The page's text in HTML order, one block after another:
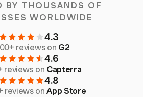
BY THOUSANDS OF
WORLDWIDE
4.3
reviews on G2
4.6
reviews on Capterra
4.8
reviews onApp Store